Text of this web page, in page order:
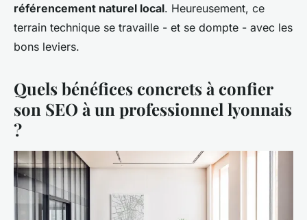
référencement naturel local. Heureusement, ce
terrain technique se travaille - et se dompte - avec les
bons leviers.
Quels bénéfices concrets à confier
son SEO à un professionnel lyonnais
?